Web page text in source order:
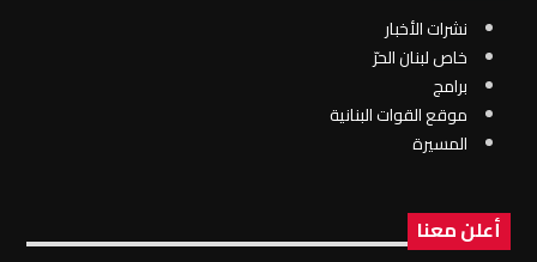
نشرات الأخبار
خاص لبنان الحرّ
برامج
موقع القوات البنانية
المسيرة
أعلن معنا